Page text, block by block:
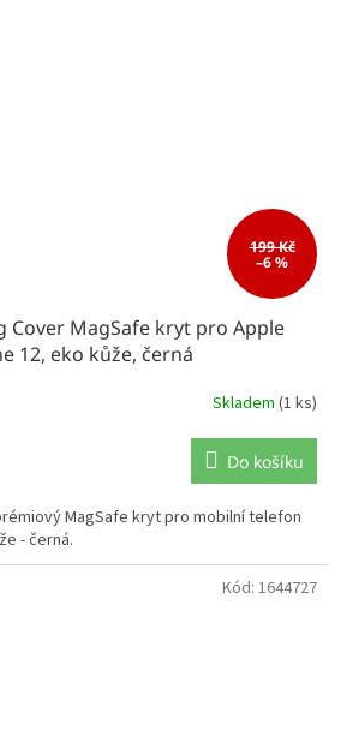
199 Kč
–6 %
Cover MagSafe kryt pro Apple
12, eko kůže, černá
Skladem (1 ks)
Do košíku
MagSafe kryt pro mobilní telefon
- černá.
Kód: 1644727